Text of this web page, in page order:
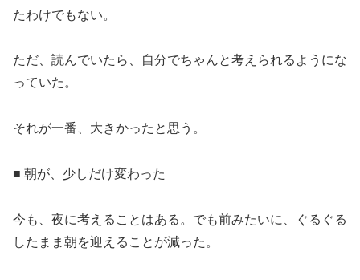
たわけでもない。
ただ、読んでいたら、自分でちゃんと考えられるようにな
っていた。
それが一番、大きかったと思う。
■ 朝が、少しだけ変わった
今も、夜に考えることはある。でも前みたいに、ぐるぐる
したまま朝を迎えることが減った。